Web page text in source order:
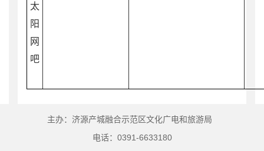
太
阳
网
吧
主办：济源产城融合示范区文化广电和旅游局
电话：0391-6633180